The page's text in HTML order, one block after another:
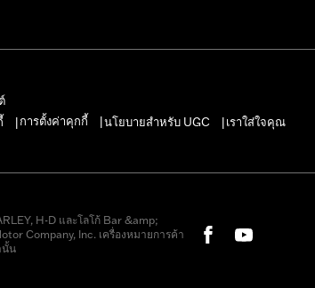
การตั้งค่าคุกกี้ นโยบายสำหรับ UGC เราใส่ใจคุณ
H-D และโลโก้ Bar &amp;
Company, Inc. เครื่องหมายการค้า
นั้น